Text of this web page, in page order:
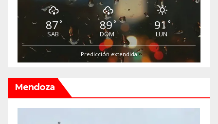
87°
SAB
89°
DOM
91 °
LUN
Predicción extendida
Mendoza